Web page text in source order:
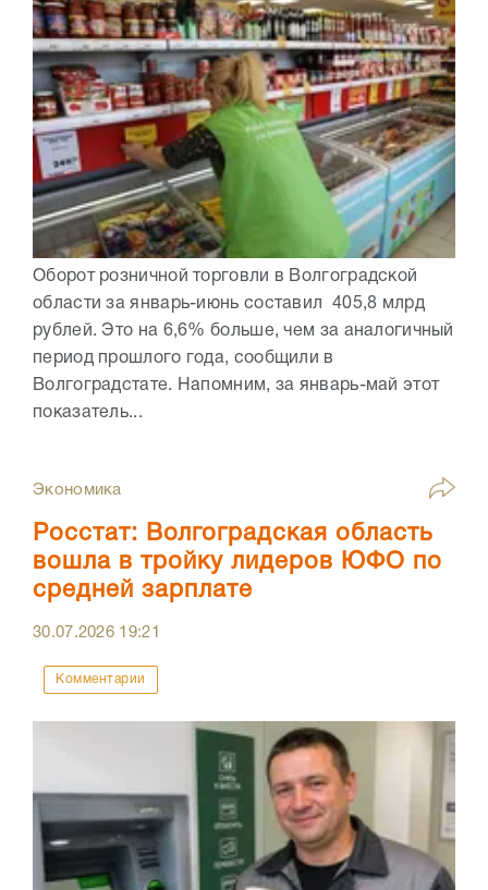
Оборот розничной торговли в Волгоградской
области за январь-июнь составил 405,8 млрд
рублей. Это на 6,6% больше, чем за аналогичный
период прошлого года, сообщили в
Волгоградстате. Напомним, за январь-май этот
показатель...
Экономика
Росстат: Волгоградская область
вошла в тройку лидеров ЮФО по
средней зарплате
30.07.2026 19:21
Комментарии